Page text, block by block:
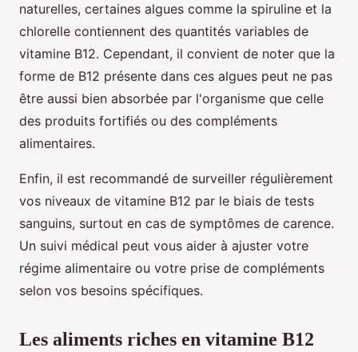
naturelles, certaines algues comme la spiruline et la
chlorelle contiennent des quantités variables de
vitamine B12. Cependant, il convient de noter que la
forme de B12 présente dans ces algues peut ne pas
être aussi bien absorbée par l'organisme que celle
des produits fortifiés ou des compléments
alimentaires.
Enfin, il est recommandé de surveiller régulièrement
vos niveaux de vitamine B12 par le biais de tests
sanguins, surtout en cas de symptômes de carence.
Un suivi médical peut vous aider à ajuster votre
régime alimentaire ou votre prise de compléments
selon vos besoins spécifiques.
Les aliments riches en vitamine B12